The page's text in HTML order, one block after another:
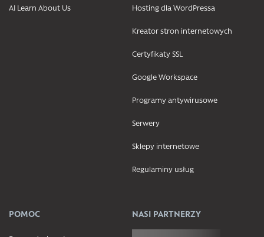
AI Learn About Us Hosting dla WordPressa
Kreator stron internetowych
Certyfikaty SSL
Google Workspace
Programy antywirusowe
Serwery
Sklepy internetowe
Regulaminy usług
POMOC NASI PARTNERZY